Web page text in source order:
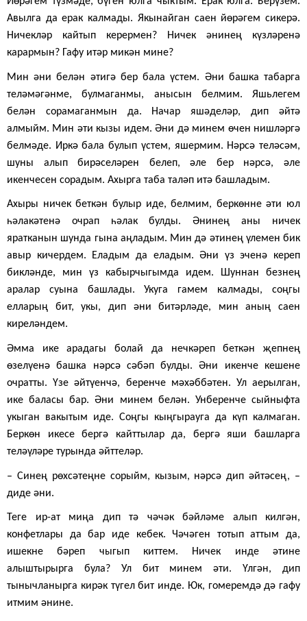
Авылга да ерак калмады. Якынайган саен йөрәгем сикерә.
Ничекләр кайтып керермен? Ничек әнинең күзләренә
карармын? Гафу итәр микән мине?
Мин әни белән әтигә бер бала үстем. Әни башка табарга
теләмәгәнме, булмаганмы, анысын белмим. Яшьлегем
белән сорамаганмын да. Начар яшәделәр, дип әйтә
алмыйм. Мин әти кызы идем. Әни дә минем өчен нишләргә
белмәде. Иркә бала булып үстем, яшермим. Нәрсә теләсәм,
шуны алып бирәселәрен белеп, әле бер нәрсә, әле
икенчесен сорадым. Ахырга таба таләп итә башладым.
Ахыры ничек беткән булыр иде, белмим, беркөнне әти юл
һәлакәтенә очрап һәлак булды. Әнинең аны ничек
яратканын шунда гына аңладым. Мин дә әтинең үлемен бик
авыр кичердем. Еладым да еладым. Әни үз эченә кереп
бикләнде, мин үз кабырчыгымда идем. Шуннан безнең
аралар суына башлады. Укуга гамем калмады, соңгы
елларың бит, укы, дип әни битәрләде, мин аның саен
киреләндем.
Әмма ике арадагы болай да нечкәреп беткән җепнең
өзелүенә башка нәрсә сәбәп булды. Әни икенче кешене
очратты. Үзе әйтүенчә, беренче мәхәббәтен. Ул аерылган,
ике баласы бар. Әни минем белән. Унберенче сыйныфта
укыган вакытым иде. Соңгы кыңгырауга да күп калмаган.
Беркөн икесе бергә кайттылар да, бергә яши башларга
теләүләре турында әйттеләр.
– Синең рөхсәтеңне сорыйм, кызым, нәрсә дип әйтәсең, –
диде әни.
Теге ир-ат миңа дип тә чәчәк бәйләме алып килгән,
конфетлары да бар иде кебек. Чәчәген тотып аттым да,
ишекне бәреп чыгып киттем. Ничек инде әтине
алыштырырга була? Ул бит минем әти. Үлгән, дип
тынычланырга кирәк түгел бит инде. Юк, гомеремдә дә гафу
итмим әнине.